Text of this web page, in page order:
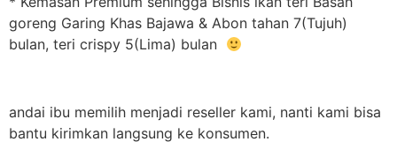
goreng Garing Khas Bajawa & Abon tahan 7(Tujuh)
bulan, teri crispy 5(Lima) bulan
andai ibu memilih menjadi reseller kami, nanti kami bisa
bantu kirimkan langsung ke konsumen.